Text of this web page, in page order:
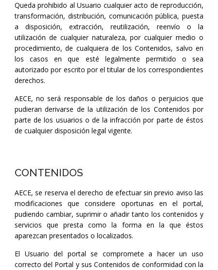
Queda prohibido al Usuario cualquier acto de reproducción,
transformación, distribución, comunicación pública, puesta
a disposición, extracción, reutilización, reenvío o la
utilización de cualquier naturaleza, por cualquier medio o
procedimiento, de cualquiera de los Contenidos, salvo en
los casos en que esté legalmente permitido o sea
autorizado por escrito por el titular de los correspondientes
derechos.
AECE, no será responsable de los daños o perjuicios que
pudieran derivarse de la utilización de los Contenidos por
parte de los usuarios o de la infracción por parte de éstos
de cualquier disposición legal vigente.
CONTENIDOS
AECE, se reserva el derecho de efectuar sin previo aviso las
modificaciones que considere oportunas en el portal,
pudiendo cambiar, suprimir o añadir tanto los contenidos y
servicios que presta como la forma en la que éstos
aparezcan presentados o localizados.
El Usuario del portal se compromete a hacer un uso
correcto del Portal y sus Contenidos de conformidad con la